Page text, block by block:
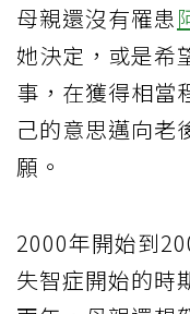
母親還沒有罹患
她決定，或是希
事，在獲得相當
己的意思邁向老
願。
2000年開始到
失智症開始的時